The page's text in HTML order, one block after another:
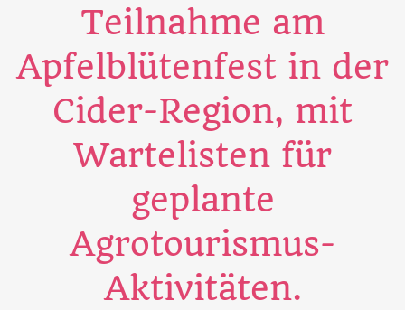
Teilnahme am
Apfelblütenfest in der
Cider-Region, mit
Wartelisten für
geplante
Agrotourismus-
Aktivitäten.